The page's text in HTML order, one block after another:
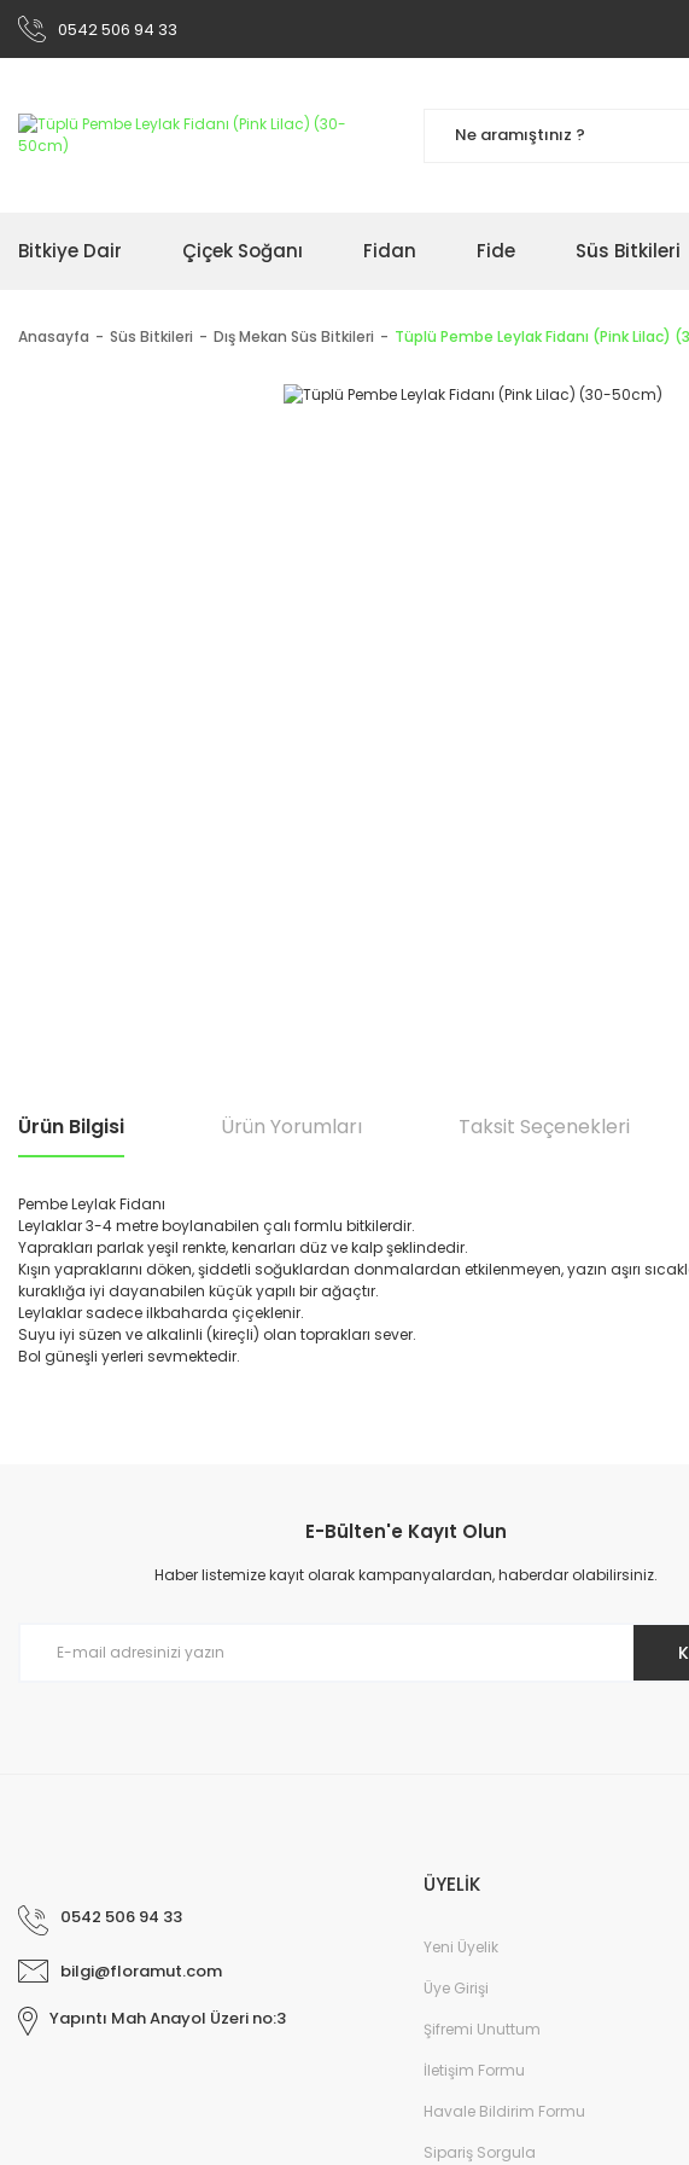
0542 506 94 33
Bitkiye Dair Çiçek Soğanı Fidan Fide Süs Bitkileri
Anasayfa Süs Bitkileri Dış Mekan Süs Bitkileri Tüplü Pembe Leylak Fidanı (Pink Lilac)
Ürün Bilgisi Ürün Yorumları Taksit Seçenekleri
Pembe Leylak Fidanı
Leylaklar 3-4 metre boylanabilen çalı formlu bitkilerdir.
Yaprakları parlak yeşil renkte, kenarları düz ve kalp şeklindedir.
Kışın yapraklarını döken, şiddetli soğuklardan donmalardan etkilenmeyen, yazın aşırı
kuraklığa iyi dayanabilen küçük yapılı bir ağaçtır.
Leylaklar sadece ilkbaharda çiçeklenir.
Suyu iyi süzen ve alkalinli (kireçli) olan toprakları sever.
Bol güneşli yerleri sevmektedir.
Ürün resmi kalitesiz, bozuk veya görüntülenemiyor.
Ürün açıklamasında eksik bilgiler bulunuyor.
E-Bülten'e Kayıt Olun
Haber listemize kayıt olarak kampanyalardan, haberdar olabilirsiniz.
0542 506 94 33
bilgi@floramut.com
Yapıntı Mah Anayol Üzeri no:3
ÜYELİK
Yeni Üyelik
Üye Girişi
Şifremi Unuttum
İletişim Formu
Havale Bildirim Formu
Sipariş Sorgula